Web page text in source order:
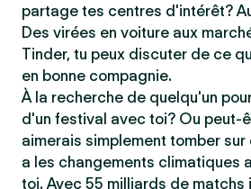
partage tes centres d'intérêt?
Des virées en voiture aux
Tinder, tu peux discuter de ce
en bonne compagnie.
À la recherche de quelqu'un
d'un festival avec toi? Ou peut-
aimerais simplement tomber sur
a les changements climatiques
toi. Avec 55 milliards de matchs